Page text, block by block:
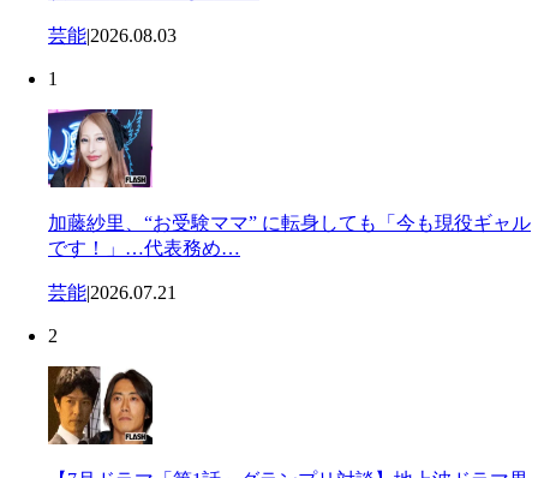
芸能|2026.08.03
1
加藤紗里、“お受験ママ” に転身しても「今も現役ギャル
です！」…代表務め…
芸能|2026.07.21
2